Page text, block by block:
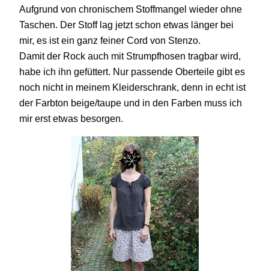
Aufgrund von chronischem Stoffmangel wieder ohne
Taschen. Der Stoff lag jetzt schon etwas länger bei
mir, es ist ein ganz feiner Cord von Stenzo.
Damit der Rock auch mit Strumpfhosen tragbar wird,
habe ich ihn gefüttert. Nur passende Oberteile gibt es
noch nicht in meinem Kleiderschrank, denn in echt ist
der Farbton beige/taupe und in den Farben muss ich
mir erst etwas besorgen.